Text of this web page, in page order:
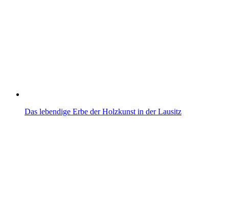
Das lebendige Erbe der Holzkunst in der Lausitz